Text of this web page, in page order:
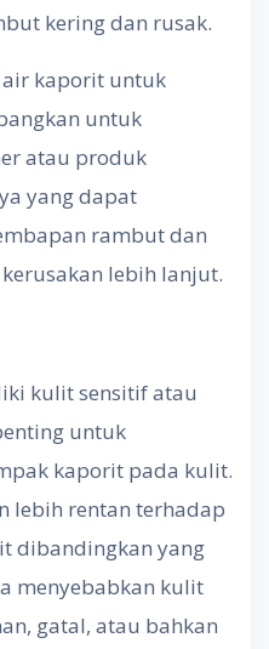
kering dan rusak.
air kaporit untuk
untuk
atau produk
yang dapat
rambut dan
lebih lanjut.
kulit sensitif atau
untuk
kaporit pada kulit.
lebih rentan terhadap
dibandingkan yang
menyebabkan kulit
gatal, atau bahkan